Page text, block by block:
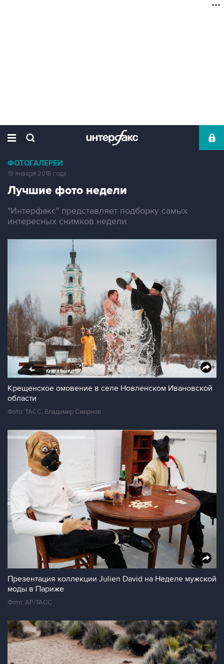
ФОТОГАЛЕРЕИ
19 января 2018 года
Лучшие фото недели
"Интерфакс" представляет подборку самых
интересных снимков недели
Крещенское омовение в селе Новленском Ивановской
области
Фото: ТАСС, Владимир Смирнов
Презентация коллекции Julien David на Неделе мужской
моды в Париже
Фото: AP/ТАСС